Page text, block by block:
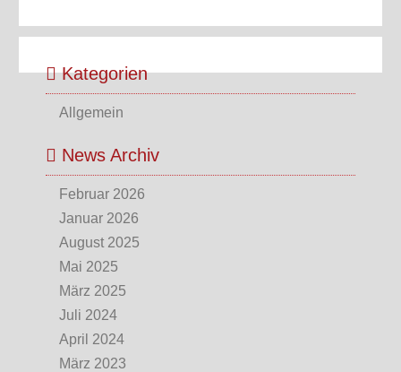
Kategorien
Allgemein
News Archiv
Februar 2026
Januar 2026
August 2025
Mai 2025
März 2025
Juli 2024
April 2024
März 2023